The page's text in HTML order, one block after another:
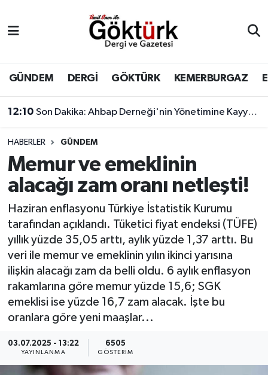
GÜNDEM DERGİ GÖKTÜRK KEMERBURGAZ
12:10 Son Dakika: Ahbap Derneği'nin Yönetimine Kayyum Atandı
HABERLER GÜNDEM
Memur ve emeklinin
alacağı zam oranı netleşti!
Haziran enflasyonu Türkiye İstatistik Kurumu
tarafından açıklandı. Tüketici fiyat endeksi (TÜFE)
yıllık yüzde 35,05 arttı, aylık yüzde 1,37 arttı. Bu
veri ile memur ve emeklinin yılın ikinci yarısına
ilişkin alacağı zam da belli oldu. 6 aylık enflasyon
rakamlarına göre memur yüzde 15,6; SGK
emeklisi ise yüzde 16,7 zam alacak. İşte bu
oranlara göre yeni maaşlar...
03.07.2025 - 13:22
YAYINLANMA
6505
GÖSTERIM
BİLİM
DERGİ
DÜNYA
EĞİTİM
EKONOMİ
GÖKTÜRK
GÜNDEM
KEMERBURGAZ
KÜLTÜR - SANAT
MAGAZİN
Eyüpsultan Hava Durumu
Eyüpsultan Trafik Yoğunluk Haritası
Süper Lig Puan Durumu ve Fikstür
Tüm Manşetler
Son Dakika Haberleri
Haber Arşivi